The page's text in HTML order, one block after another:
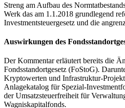
Streng am Aufbau des
Werk das am 1.1.2018 grundlegend
Investmentsteuergesetz und die
Auswirkungen des
Der Kommentar erläutert bereits die
Fondsstandortgesetz (FoStoG).
Kryptowerten und Infrastruktur-
Anlagekatalog für Spezial-
der Umsatzsteuerfreiheit für
Wagniskapitalfonds.